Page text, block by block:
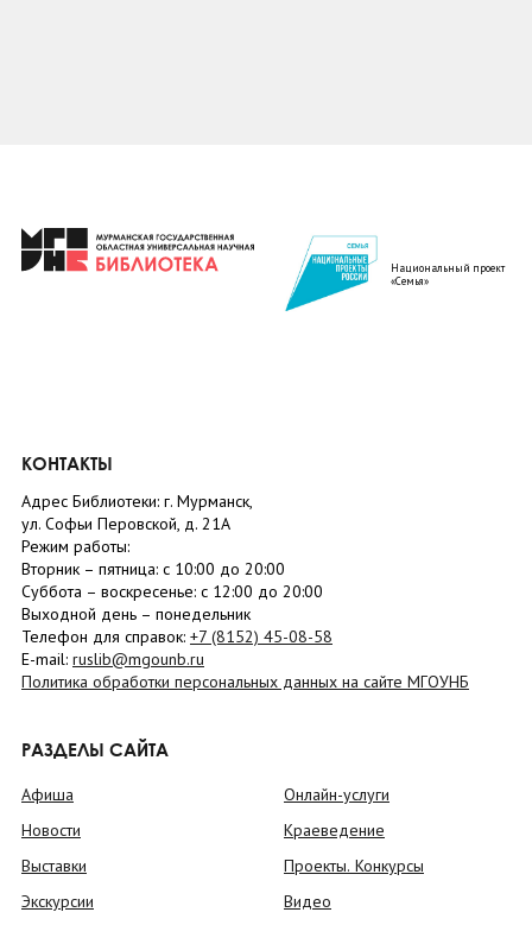
Национальный проект
«Семья»
КОНТАКТЫ
Адрес Библиотеки: г. Мурманск,
ул. Софьи Перовской, д. 21А
Режим работы:
Вторник – пятница: с 10:00 до 20:00
Суббота – воскресенье: c 12:00 до 20:00
Выходной день – понедельник
Телефон для справок: +7 (8152) 45-08-58
E-mail: ruslib@mgounb.ru
Политика обработки персональных данных на сайте МГОУНБ
РАЗДЕЛЫ САЙТА
Афиша
Новости
Выставки
Экскурсии
Онлайн-услуги
Краеведение
Проекты. Конкурсы
Видео